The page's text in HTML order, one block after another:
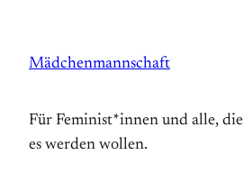
springen
Mädchenmannschaft
Für Feminist*innen und alle, die
es werden wollen.